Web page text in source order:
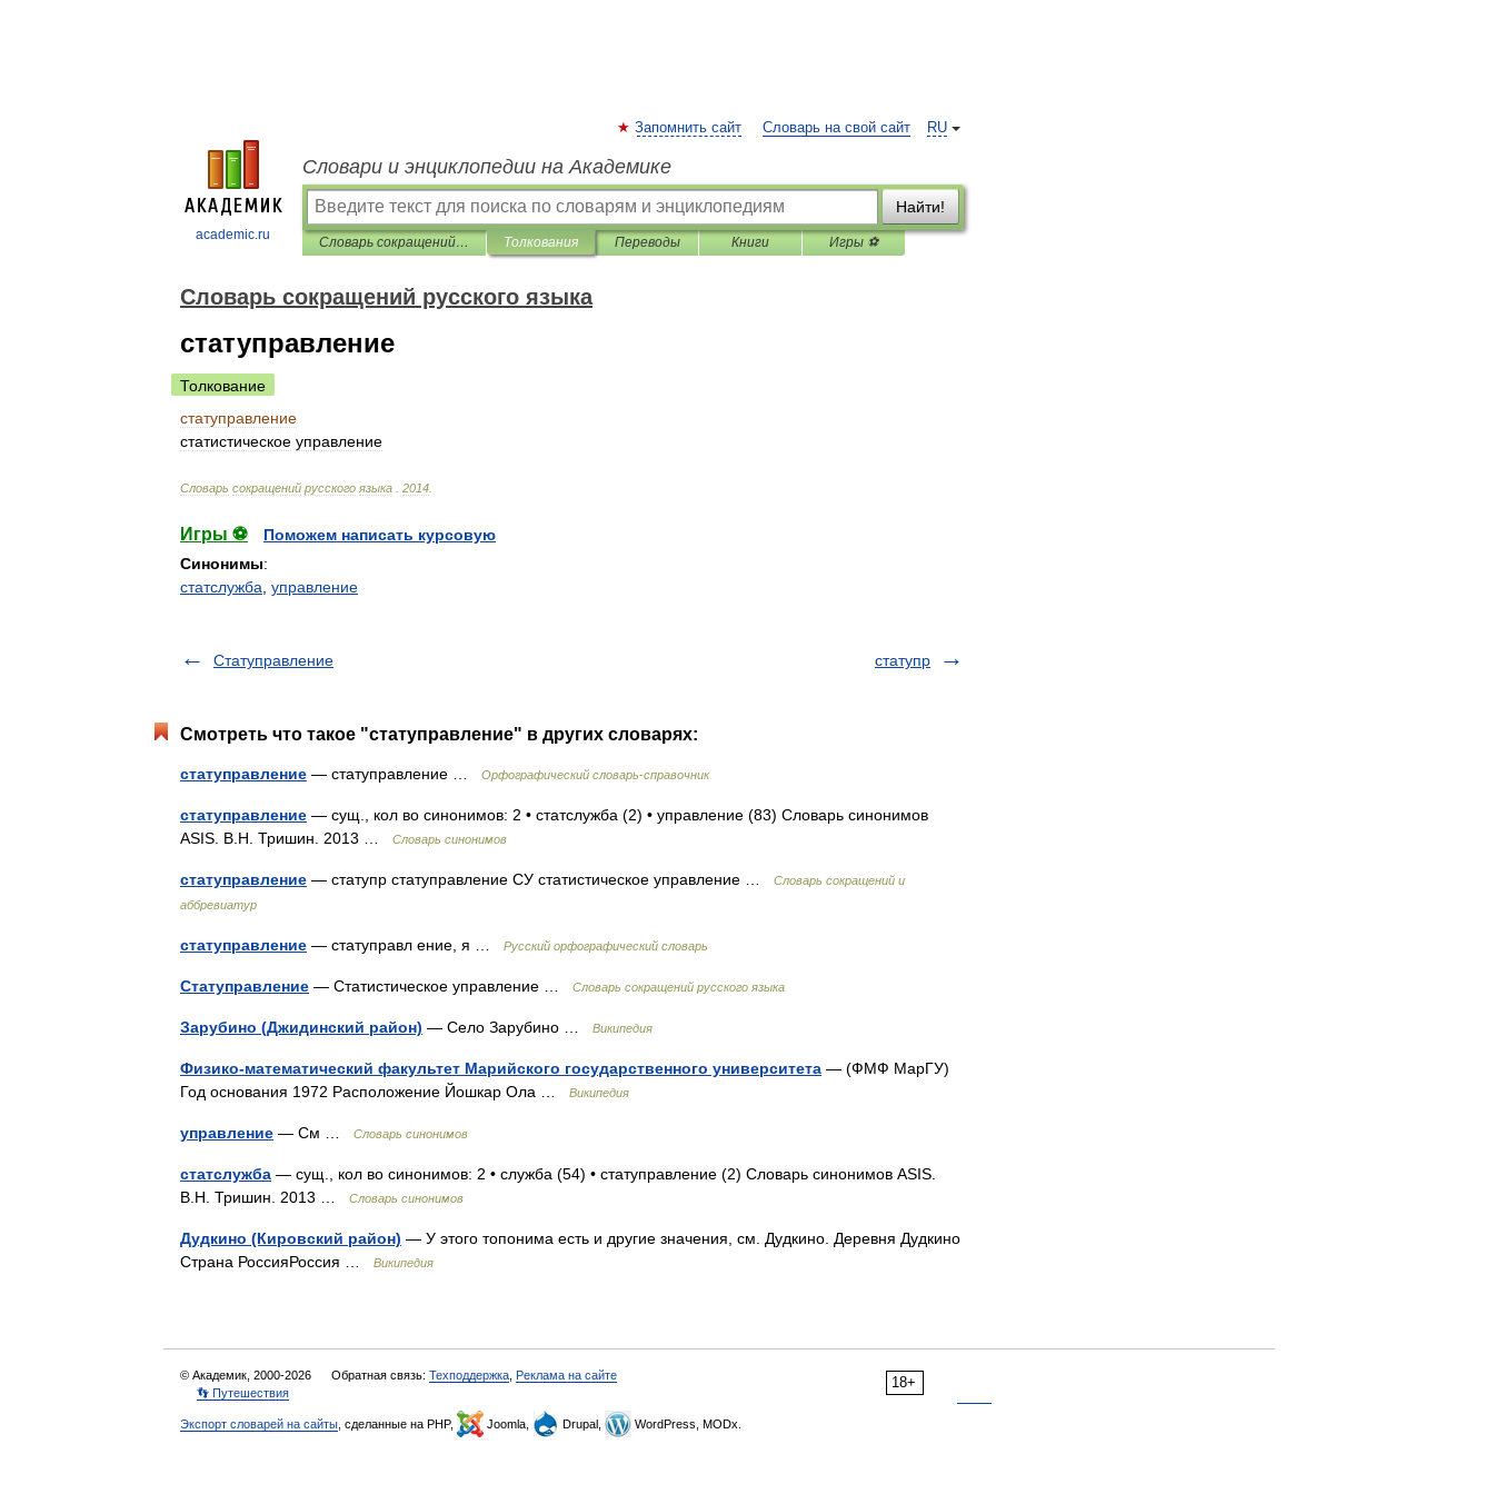
academic.ru
RU
Запомнить сайт Словарь на свой сайт
Словари и энциклопедии на Академике
Найти!
Словарь сокращений русского языка Толкования Переводы Книги Игры ⚽
Словарь сокращений русского языка
статуправление
Толкование
статуправление
статистическое управление
Словарь сокращений русского языка 2014
Игры ⚽
Поможем написать курсовую
Синонимы:
статслужба управление
Статуправление статупр
Смотреть что такое "статуправление" в других словарях:
статуправление — статуправление … Орфографический словарь-справочник
статуправление — сущ., кол во синонимов: 2 • статслужба (2) • управление (83) Словарь синонимов
ASIS. В.Н. Тришин. 2013 …
Словарь синонимов
статуправление — статупр статуправление СУ статистическое управление …
Словарь сокращений и
аббревиатур
статуправление — статуправл ение, я … Русский орфографический словарь
Статуправление — Статистическое управление … Словарь сокращений русского языка
Зарубино (Джидинский район) — Село Зарубино … Википедия
Физико-математический факультет Марийского государственного университета — (ФМФ МарГУ)
Год основания 1972 Расположение Йошкар Ола …
Википедия
управление — См … Словарь синонимов
статслужба — сущ., кол во синонимов: 2 • служба (54) • статуправление (2) Словарь синонимов ASIS.
В.Н. Тришин. 2013 …
Словарь синонимов
Дудкино (Кировский район) — У этого топонима есть и другие значения, см. Дудкино. Деревня Дудкино
Страна РоссияРоссия …
Википедия
18+
© Академик, 2000-2026 Обратная связь: Техподдержка Реклама на сайте
👣 Путешествия
Экспорт словарей на сайты , сделанные на PHP, Joomla, Drupal, WordPress, MODx.